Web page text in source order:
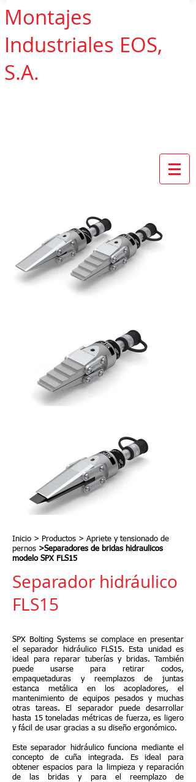
Montajes
Industriales EOS,
S.A.
Inicio > Productos > Apriete y tensionado de
pernos >Separadores de bridas hidraulicos
modelo SPX FLS15
Separador hidráulico
FLS15
SPX Bolting Systems se complace en presentar
el separador hidráulico FLS15. Esta unidad es
ideal para reparar tuberías y bridas. También
puede usarse para retirar codos,
empaquetaduras y reemplazos de juntas
estanca metálica en los acopladores, el
mantenimiento de equipos pesados y muchas
otras tareas. El separador puede desarrollar
hasta 15 toneladas métricas de fuerza, es ligero
y fácil de usar gracias a su diseño ergonómico.
Este separador hidráulico funciona mediante el
concepto de cuña integrada. Es ideal para
obtener espacios para la limpieza y reparación
de las bridas y para el reemplazo de